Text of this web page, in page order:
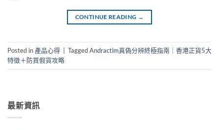
CONTINUE READING →
Posted in 產品心得 TaggedAndractim真偽分辨終極指南｜香港正貨5大
特徵＋防買假貨攻略
最新資訊